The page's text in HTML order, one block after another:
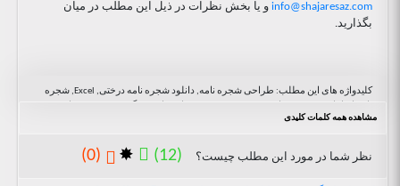
info@shajaresaz.com و یا بخش نظرات در ذیل این مطلب در میان
بگذارید.
کلیدواژه های این مطلب: طراحی شجره نامه, دانلود شجره نامه درختی, Excel, شجره
زیبای شجره نامه, یافتن اقوام, MyHeritage ایرانی, رسم شجره نامه در اکسل, قالب
شجره نامه در excel, ویرایشگر, شجره نامه ایرانیان استونی, شجره نامه ایل و تبار,
مشاهده همه کلمات کلیدی
نظر شما در مورد این مطلب چیست؟ (12)
✸
(0)